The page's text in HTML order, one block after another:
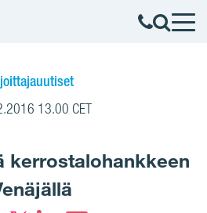
13.00 CET
kerrostalohankkeen